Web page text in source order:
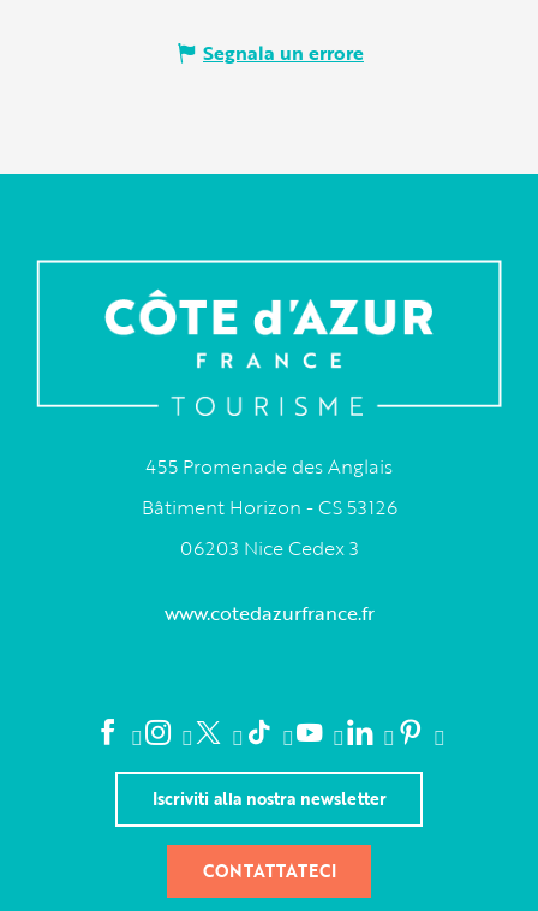
Segnala un errore
455 Promenade des Anglais
Bâtiment Horizon - CS 53126
06203 Nice Cedex 3
www.cotedazurfrance.fr
Iscriviti alla nostra newsletter
CONTATTATECI